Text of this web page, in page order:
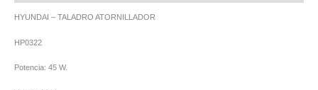
HYUNDAI – TALADRO ATORNILLADOR
HP0322
Potencia: 45 W.